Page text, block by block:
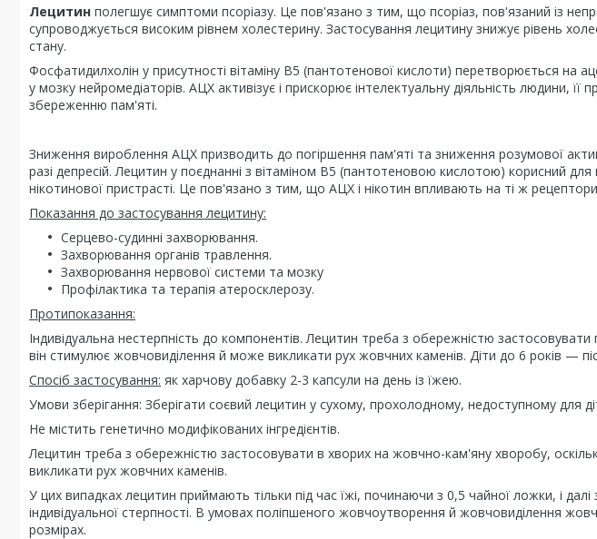
Лецитин полегшує симптоми псоріазу. Це пов'язано з тим, що псоріаз, пов'язаний із
супроводжується високим рівнем холестерину. Застосування лецитину знижує рівень
стану.
Фосфатидилхолін у присутності вітаміну В5 (пантотенової кислоти) перетворюється на
у мозку нейромедіаторів. АЦХ активізує і прискорює інтелектуальну діяльність людини,
збереженню пам'яті.
Зниження вироблення АЦХ призводить до погіршення пам'яті та зниження розумової
разі депресій. Лецитин у поєднанні з вітаміном В5 (пантотеновою кислотою) корисний для
нікотинової пристрасті. Це пов'язано з тим, що АЦХ і нікотин впливають на ті ж
Показання до застосування лецитину:
Серцево-судинні захворювання.
Захворювання органів травлення.
Захворювання нервової системи та мозку
Профілактика та терапія атеросклерозу.
Протипоказання:
Індивідуальна нестерпність до компонентів. Лецитин треба з обережністю
він стимулює жовчовиділення й може викликати рух жовчних каменів. Діти до 6 років —
Спосіб застосування: як харчову добавку 2-3 капсули на день із їжею.
Умови зберігання: Зберігати соєвий лецитин у сухому, прохолодному, недоступному для
Не містить генетично модифікованих інгредієнтів.
Лецитин треба з обережністю застосовувати в хворих на жовчно-кам'яну хворобу,
викликати рух жовчних каменів.
У цих випадках лецитин приймають тільки під час їжі, починаючи з 0,5 чайної ложки, і
індивідуальної стерпності. В умовах поліпшеного жовчоутворення й жовчовиділення
розмірах.